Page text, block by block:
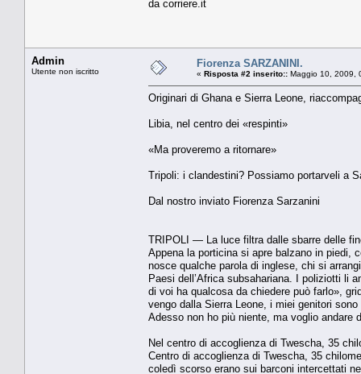
da corriere.it
Admin
Utente non iscritto
Fiorenza SARZANINI.
« Risposta #2 inserito:: Maggio 10, 2009,
Originari di Ghana e Sierra Leone,
Libia, nel centro dei «respinti»
«Ma proveremo a ritornare»
Tripoli: i clandestini? Possiamo portarveli a
Dal nostro inviato Fiorenza Sarzanini
TRIPOLI — La luce filtra dalle sbarre del­le
Appena la porticina si apre balzano in piedi,
nosce qualche parola di inglese, chi si
Paesi dell’Africa subsahariana. I poliziotti li
di voi ha qualcosa da chiedere può farlo»,
vengo dalla Sierra Leone, i miei genitori
Adesso non ho più niente, ma voglio anda­re
Nel centro di accoglienza di Twescha, 35
Centro di accoglienza di Twescha, 35
coledì scorso erano sui barconi intercettati